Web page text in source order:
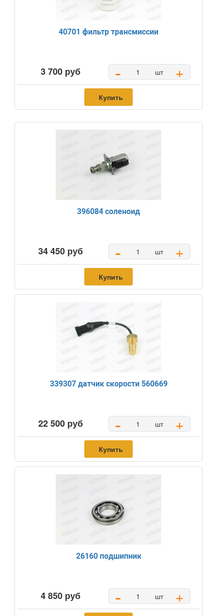
40701 фильтр трансмиссии
3 700 руб - шт +
Купить
396084 соленоид
34 450 руб - шт +
Купить
339307 датчик скорости 560669
22 500 руб - шт +
Купить
26160 подшипник
4 850 руб - шт +